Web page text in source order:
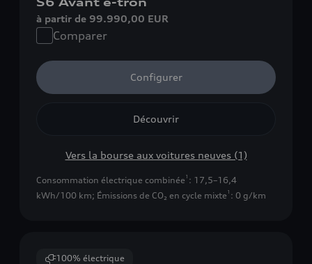
à partir de 99.990,00 EUR
Comparer
Configurer
Découvrir
Vers la bourse aux voitures neuves (1)
Consommation électrique combinée 1 : 17,5–16,4
kWh/100 km; Émissions de CO₂ en cycle mixte 1 : 0 g/km
100% électrique